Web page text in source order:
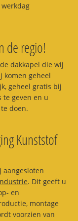
de regio!
dakkapel die wij
komen geheel
geheel gratis bij
te geven en u
doen.
Kunststof
aangesloten
. Dit geeft u
en
montage
voorzien van